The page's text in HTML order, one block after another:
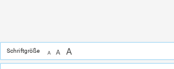
Schriftgröße A A A